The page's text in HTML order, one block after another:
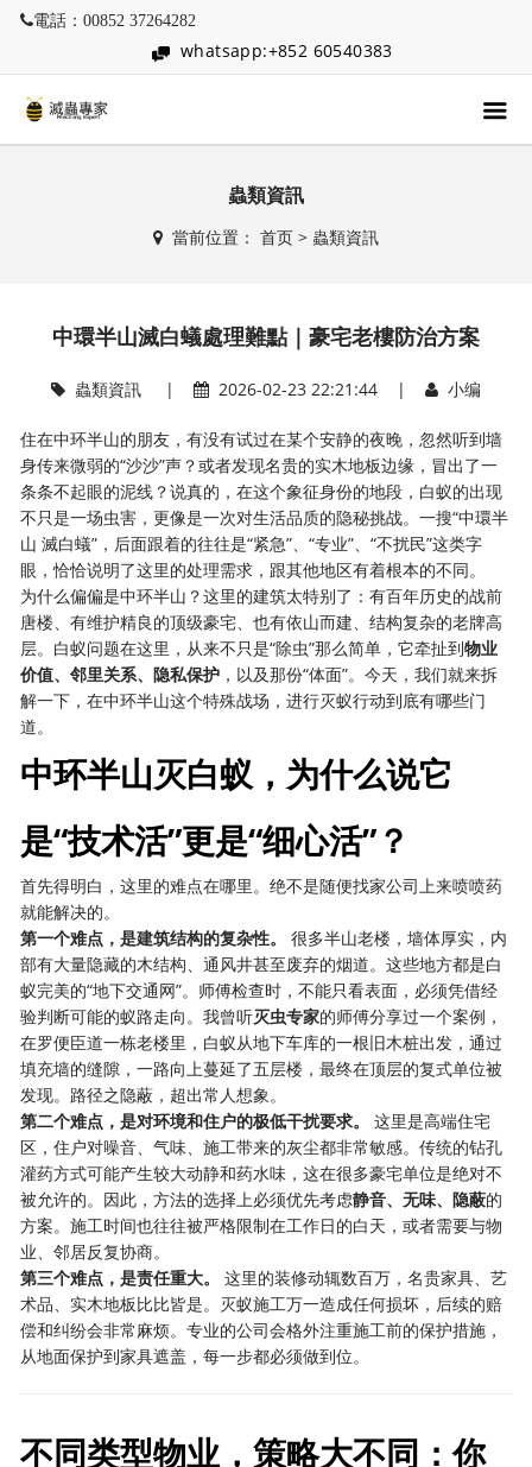
電話：00852 37264282
whatsapp:+852 60540383
蟲類資訊
當前位置： 首页> 蟲類資訊
中環半山滅白蟻處理難點｜豪宅老樓防治方案
蟲類資訊| 2026-02-23 22:21:44 | 小编
住在中环半山的朋友，有没有试过在某个安静的夜晚，忽然听到墙
身传来微弱的“沙沙”声？或者发现名贵的实木地板边缘，冒出了一
条条不起眼的泥线？说真的，在这个象征身份的地段，白蚁的出现
不只是一场虫害，更像是一次对生活品质的隐秘挑战。一搜“中環半
山 滅白蟻”，后面跟着的往往是“紧急”、“专业”、“不扰民”这类字
眼，恰恰说明了这里的处理需求，跟其他地区有着根本的不同。
为什么偏偏是中环半山？这里的建筑太特别了：有百年历史的战前
唐楼、有维护精良的顶级豪宅、也有依山而建、结构复杂的老牌高
层。白蚁问题在这里，从来不只是“除虫”那么简单，它牵扯到物业
价值、邻里关系、隐私保护 ，以及那份“体面”。今天，我们就来拆
解一下，在中环半山这个特殊战场，进行灭蚁行动到底有哪些门
道。
中环半山灭白蚁，为什么说它
是“技术活”更是“细心活”？
首先得明白，这里的难点在哪里。绝不是随便找家公司上来喷喷药
就能解决的。
第一个难点，是建筑结构的复杂性。
​ 很多半山老楼，墙体厚实，内
部有大量隐藏的木结构、通风井甚至废弃的烟道。这些地方都是白
蚁完美的“地下交通网”。师傅检查时，不能只看表面，必须凭借经
验判断可能的蚁路走向。我曾听灭虫专家的师傅分享过一个案例，
在罗便臣道一栋老楼里，白蚁从地下车库的一根旧木桩出发，通过
填充墙的缝隙，一路向上蔓延了五层楼，最终在顶层的复式单位被
发现。路径之隐蔽，超出常人想象。
第二个难点，是对环境和住户的极低干扰要求。
​ 这里是高端住宅
区，住户对噪音、气味、施工带来的灰尘都非常敏感。传统的钻孔
灌药方式可能产生较大动静和药水味，这在很多豪宅单位是绝对不
被允许的。因此，方法的选择上必须优先考虑静音、无味、隐蔽的
方案。施工时间也往往被严格限制在工作日的白天，或者需要与物
业、邻居反复协商。
第三个难点，是责任重大。
​ 这里的装修动辄数百万，名贵家具、艺
术品、实木地板比比皆是。灭蚁施工万一造成任何损坏，后续的赔
偿和纠纷会非常麻烦。专业的公司会格外注重施工前的保护措施，
从地面保护到家具遮盖，每一步都必须做到位。
不同类型物业，策略大不同：你